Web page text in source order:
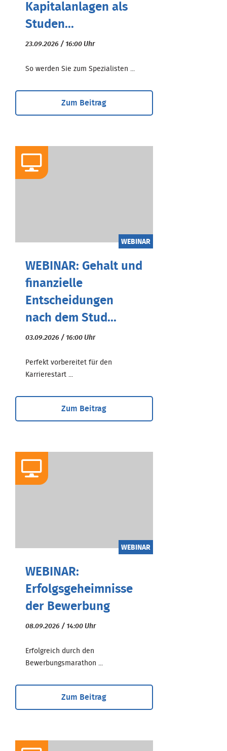
Kapitalanlagen als
Studen...
23.09.2026 / 16:00 Uhr
So werden Sie zum Spezialisten ...
Zum Beitrag
WEBINAR
WEBINAR: Gehalt und
finanzielle
Entscheidungen
nach dem Stud...
03.09.2026 / 16:00 Uhr
Perfekt vorbereitet für den
Karrierestart ...
Zum Beitrag
WEBINAR
WEBINAR:
Erfolgsgeheimnisse
der Bewerbung
08.09.2026 / 14:00 Uhr
Erfolgreich durch den
Bewerbungsmarathon ...
Zum Beitrag